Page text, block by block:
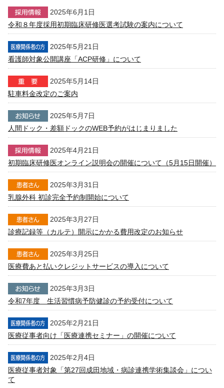
2025年6月1日
令和８年度採用初期臨床研修医選考試験の案内について
2025年5月21日
看護師対象公開講座「ACP研修」について
2025年5月14日
駐車料金改定のご案内
2025年5月7日
人間ドック・差額ドックのWEB予約がはじまりました
2025年4月21日
初期臨床研修医オンライン説明会の開催について（5月15日開催）
2025年3月31日
乳腺外科 初診完全予約制開始について
2025年3月27日
診療記録等（カルテ）開示にかかる費用改定のお知らせ
2025年3月25日
医療費あと払いクレジットサービスの導入について
2025年3月3日
令和7年度 生活習慣病予防健診の予約受付について
2025年2月21日
医療従事者向け「医療連携セミナー」の開催について
2025年2月4日
医療従事者対象「第27回成田地域・病診連携学術集談会」につい
て